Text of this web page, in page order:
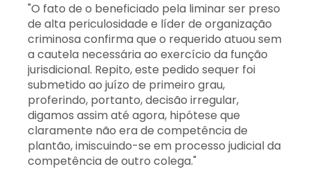
"O fato de o beneficiado pela liminar ser preso
de alta periculosidade e líder de organização
criminosa confirma que o requerido atuou sem
a cautela necessária ao exercício da função
jurisdicional. Repito, este pedido sequer foi
submetido ao juízo de primeiro grau,
proferindo, portanto, decisão irregular,
digamos assim até agora, hipótese que
claramente não era de competência de
plantão, imiscuindo-se em processo judicial da
competência de outro colega."